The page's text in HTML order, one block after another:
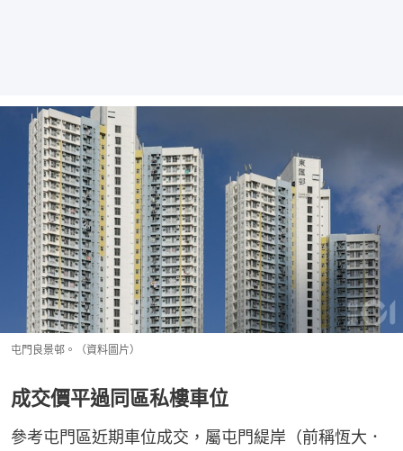
屯門良景邨。（資料圖片）
成交價平過同區私樓車位
參考屯門區近期車位成交，屬屯門緹岸（前稱恆大．